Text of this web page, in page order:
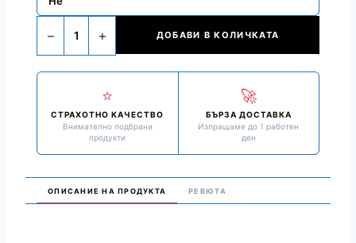
− 1 + ДОБАВИ В КОЛИЧКАТА
⭐
СТРАХОТНО КАЧЕСТВО
Внимателно подбрани
продукти
🚀
БЪРЗА ДОСТАВКА
Изпращаме до 1 работен
ден
ОПИСАНИЕ НА ПРОДУКТА РЕВЮТА